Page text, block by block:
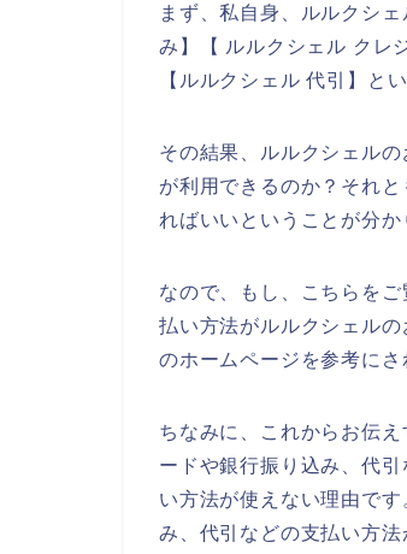
まず、私自身、ルルクシ
み】【 ルルクシェル クレ
【ルルクシェル 代引】と
その結果、ルルクシェル
が利用できるのか？それ
ればいいということが分か
なので、もし、こちらを
払い方法がルルクシェル
のホームページを参考にさ
ちなみに、これからお伝
ードや銀行振り込み、代
い方法が使えない理由で
み、代引などの支払い方